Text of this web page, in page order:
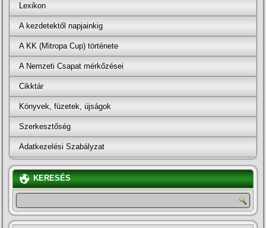
Lexikon
A kezdetektől napjainkig
A KK (Mitropa Cup) története
A Nemzeti Csapat mérkőzései
Cikktár
Könyvek, füzetek, újságok
Szerkesztőség
Adatkezelési Szabályzat
KERESÉS